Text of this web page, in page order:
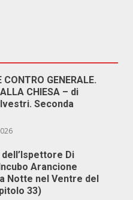
CONTRO GENERALE.
CHIESA – di
Seconda
dell’Ispettore Di
Arancione
Notte nel Ventre del
33)